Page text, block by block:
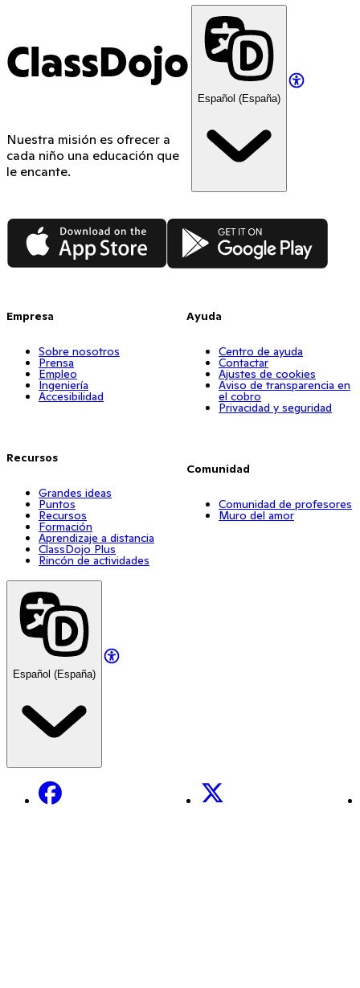
ClassDojo
Nuestra misión es ofrecer a
cada niño una educación que
le encante.
Español (España)
App Store Google Play
Empresa
Sobre nosotros
Prensa
Empleo
Ingeniería
Accesibilidad
Recursos
Grandes ideas
Puntos
Recursos
Formación
Aprendizaje a distancia
ClassDojo Plus
Rincón de actividades
Ayuda
Centro de ayuda
Contactar
Ajustes de cookies
Aviso de transparencia en
el cobro
Privacidad y seguridad
Comunidad
Comunidad de profesores
Muro del amor
Español (España)
Facebook X